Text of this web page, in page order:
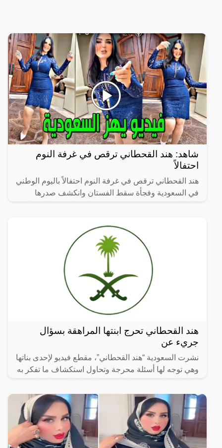
شاهد: هند القحطاني ترقص في غرفة النوم
احتفالاً
هند القحطاني ترقص في غرفة النوم احتفالاً باليوم الوطني
في السعودية وفجأة سقط الفستان وانكشف صدرها
هند القحطاني تحرج ابنتها المراهقة بسؤال
جريء عن
نشرت السعودية “هند القحطاني”، مقطع فيديو لإحدى بناتها
وهي توجه لها أسئلة محرجة وتحاول استكشاف ما تفكر به